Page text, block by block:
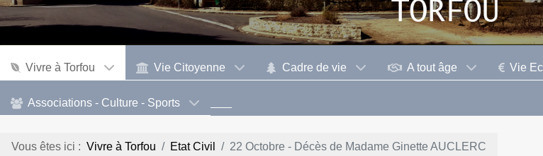
Vivre à Torfou Vie Citoyenne Cadre de vie A tout âge Vie
Associations - Culture - Sports
Vous êtes ici : Vivre à Torfou Etat Civil 22 Octobre - Décès de Madame Ginette AUCLERC